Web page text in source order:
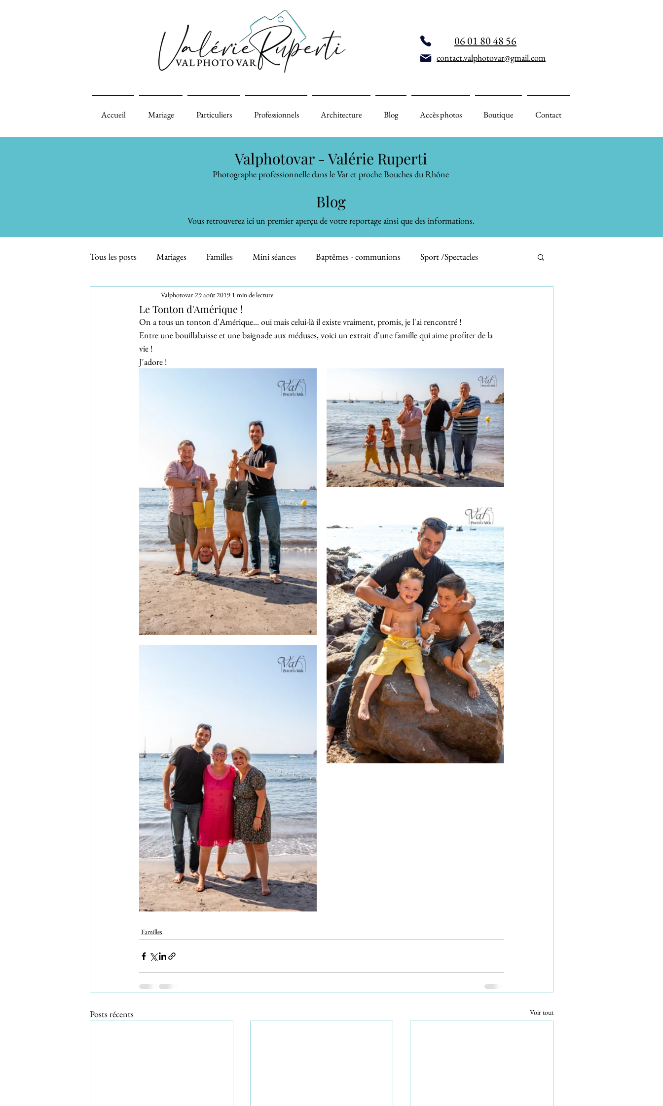
06 01 80 48 56
contact.valphotovar@gmail.com
Accueil Mariage Particuliers Professionnels Architecture Blog Accès photos Boutique Contact
Valphotovar - Valérie Ruperti
Photographe professionnelle dans le Var et proche Bouches du Rhône
Blog
Vous retrouverez ici un premier aperçu de votre reportage ainsi que des informations.
Tous les posts Mariages Familles Mini séances Baptêmes - communions Sport /Spectacles
Maternité - Bébés Inspiration Informations
Evénements familiaux Smash the Cake - Bain de Bébé Animaux domestiques
Le Tonton d'Amérique !
Valphotovar 29 août 2019 1 min de lecture
On a tous un tonton d'Amérique... oui mais celui-là il existe vraiment, promis, je l'ai rencontré !
Entre une bouillabaisse et une baignade aux méduses, voici un extrait d'une famille qui aime profiter de la
vie !
J'adore !
Familles
Posts récents Voir tout